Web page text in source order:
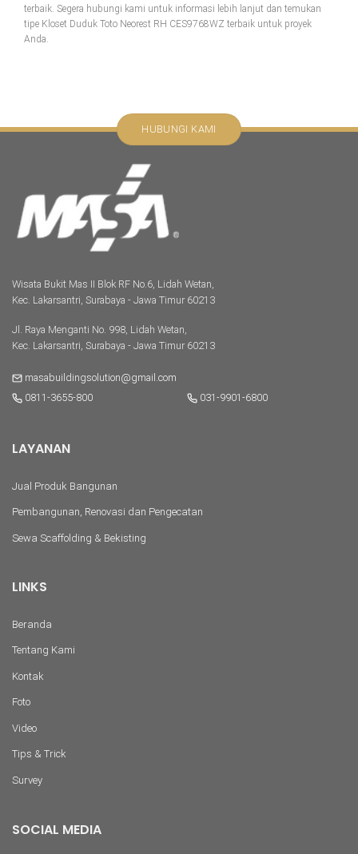
terbaik. Segera hubungi kami untuk informasi lebih lanjut dan temukan
tipe Kloset Duduk Toto Neorest RH CES9768WZ terbaik untuk proyek
Anda.
Wisata Bukit Mas II Blok RF No.6, Lidah Wetan,
Kec. Lakarsantri, Surabaya - Jawa Timur 60213
Jl. Raya Menganti No. 998, Lidah Wetan,
Kec. Lakarsantri, Surabaya - Jawa Timur 60213
masabuildingsolution@gmail.com
0811-3655-800
031-9901-6800
LAYANAN
Jual Produk Bangunan
Pembangunan, Renovasi dan Pengecatan
Sewa Scaffolding & Bekisting
LINKS
Beranda
Tentang Kami
Kontak
Foto
Video
Tips & Trick
Survey
SOCIAL MEDIA
HUBUNGI KAMI